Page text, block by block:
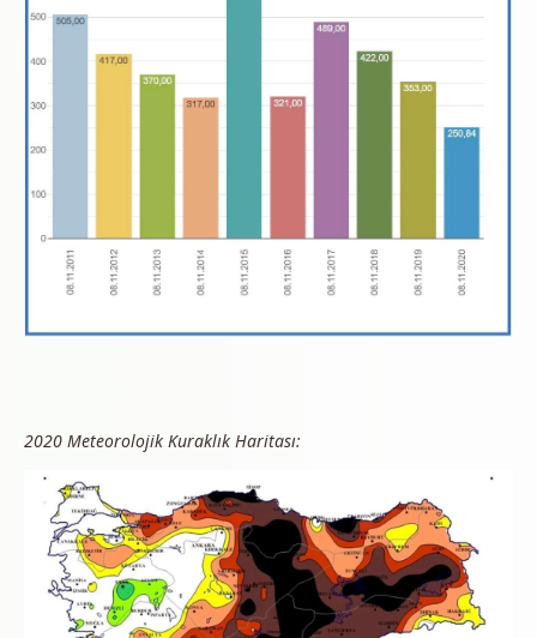
2020 Meteorolojik Kuraklık Haritası: